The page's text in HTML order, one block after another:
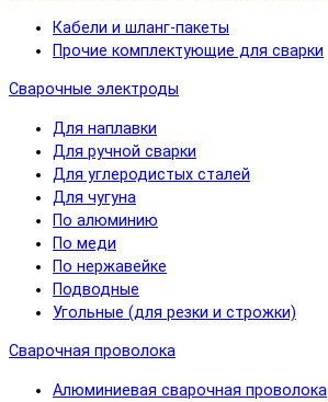
Кабели и шланг-пакеты
Прочие комплектующие для сварки
Сварочные электроды
Для наплавки
Для ручной сварки
Для углеродистых сталей
Для чугуна
По алюминию
По меди
По нержавейке
Подводные
Угольные (для резки и строжки)
Сварочная проволока
Алюминиевая сварочная проволока